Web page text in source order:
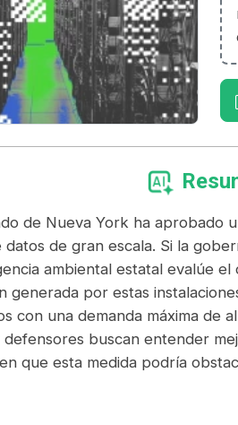
de Nueva York ha aprobado
de gran escala. Si la
ambiental estatal evalúe
generada por estas
con una demanda máxima de
buscan entender
que esta medida podría